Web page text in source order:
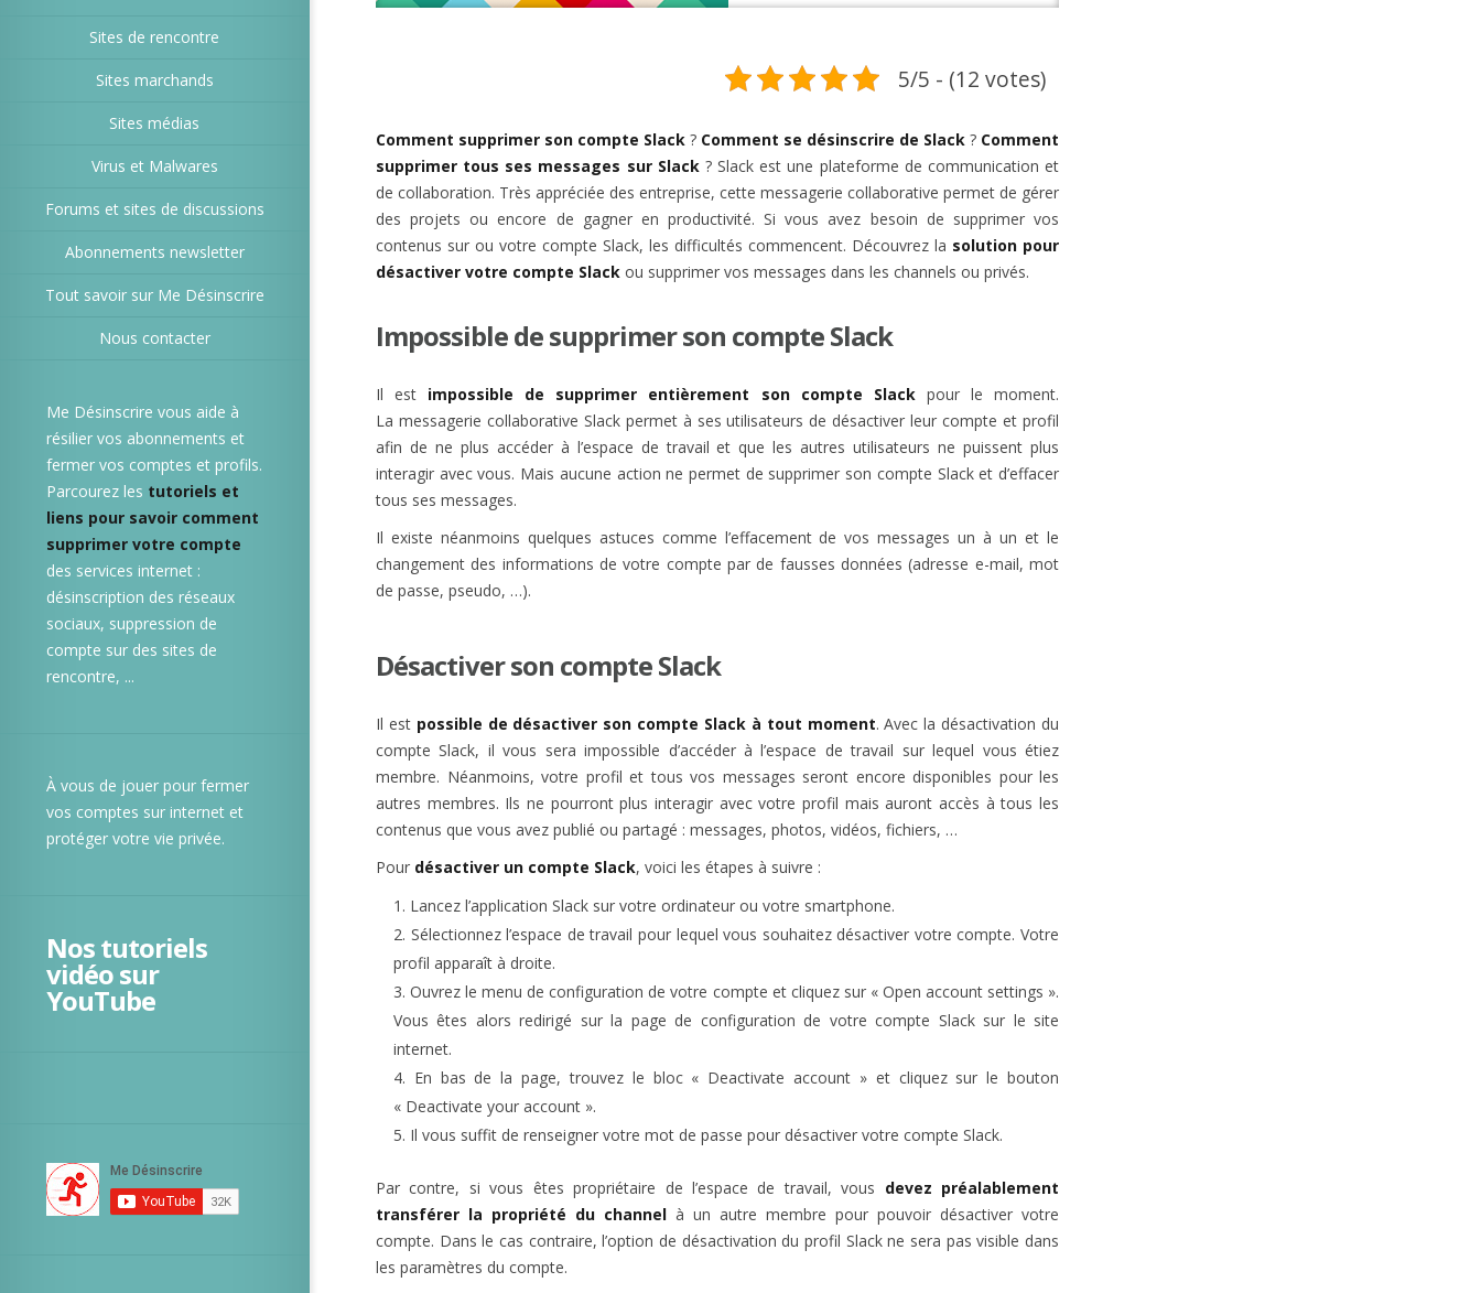
Sites de rencontre
Sites marchands
Sites médias
Virus et Malwares
Forums et sites de discussions
Abonnements newsletter
Tout savoir sur Me Désinscrire
Nous contacter
Me Désinscrire vous aide à
résilier vos abonnements et
fermer vos comptes et profils.
Parcourez les tutoriels et
liens pour savoir comment
supprimer votre compte
des services internet :
désinscription des réseaux
sociaux, suppression de
compte sur des sites de
rencontre, ...
À vous de jouer pour fermer
vos comptes sur internet et
protéger votre vie privée.
Nos tutoriels
vidéo sur
YouTube
5/5 - (12 votes)
Comment supprimer son compte Slack ? Comment se désinscrire de Slack ? Comment
supprimer tous ses messages sur Slack? Slack est une plateforme de communication et
de collaboration. Très appréciée des entreprise, cette messagerie collaborative permet de gérer
des projets ou encore de gagner en productivité. Si vous avez besoin de supprimer vos
contenus sur ou votre compte Slack, les difficultés commencent. Découvrez la solution pour
désactiver votre compte Slack ou supprimer vos messages dans les channels ou privés.
Impossible de supprimer son compte Slack
Il est impossible de supprimer entièrement son compte Slackpour le moment.
La messagerie collaborative Slack permet à ses utilisateurs de désactiver leur compte et profil
afin de ne plus accéder à l’espace de travail et que les autres utilisateurs ne puissent plus
interagir avec vous. Mais aucune action ne permet de supprimer son compte Slack et d’effacer
tous ses messages.
Il existe néanmoins quelques astuces comme l’effacement de vos messages un à un et le
changement des informations de votre compte par de fausses données (adresse e-mail, mot
de passe, pseudo, …).
Désactiver son compte Slack
Il est possible de désactiver son compte Slack à tout moment. Avec la désactivation du
compte Slack, il vous sera impossible d’accéder à l’espace de travail sur lequel vous étiez
membre. Néanmoins, votre profil et tous vos messages seront encore disponibles pour les
autres membres. Ils ne pourront plus interagir avec votre profil mais auront accès à tous les
contenus que vous avez publié ou partagé : messages, photos, vidéos, fichiers, …
Pour désactiver un compte Slack, voici les étapes à suivre :
Lancez l’application Slack sur votre ordinateur ou votre smartphone.
Sélectionnez l’espace de travail pour lequel vous souhaitez désactiver votre compte. Votre
profil apparaît à droite.
Ouvrez le menu de configuration de votre compte et cliquez sur « Open account settings ».
Vous êtes alors redirigé sur la page de configuration de votre compte Slack sur le site
internet.
En bas de la page, trouvez le bloc « Deactivate account » et cliquez sur le bouton
« Deactivate your account ».
Il vous suffit de renseigner votre mot de passe pour désactiver votre compte Slack.
Par contre, si vous êtes propriétaire de l’espace de travail, vous devez préalablement
transférer la propriété du channel à un autre membre pour pouvoir désactiver votre
compte. Dans le cas contraire, l’option de désactivation du profil Slack ne sera pas visible dans
les paramètres du compte.